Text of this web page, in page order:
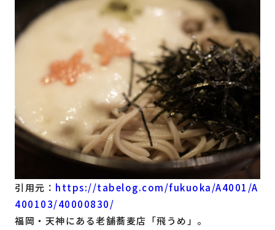
引用元： https://tabelog.com/fukuoka/A4001/A
400103/40000830/
福岡・天神にある老舗蕎麦店「飛うめ」。